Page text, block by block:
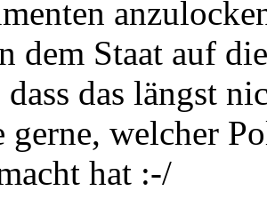
dem Staat auf
dass das längst
gerne, welcher
hat :-/